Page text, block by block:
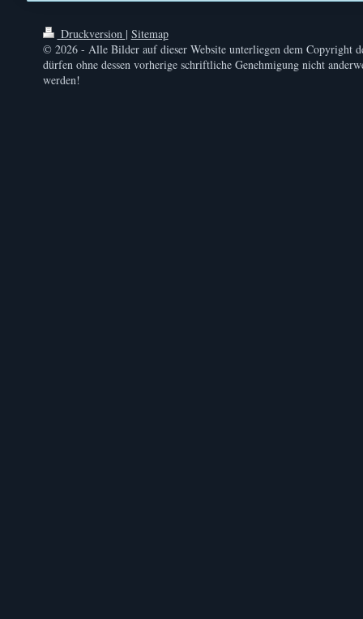
Druckversion | Sitemap
© 2026 - Alle Bilder auf dieser Website unterliegen dem Copyright
dürfen ohne dessen vorherige schriftliche Genehmigung nicht
werden!